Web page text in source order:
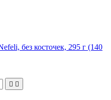
без косточек, 295 г (140
 